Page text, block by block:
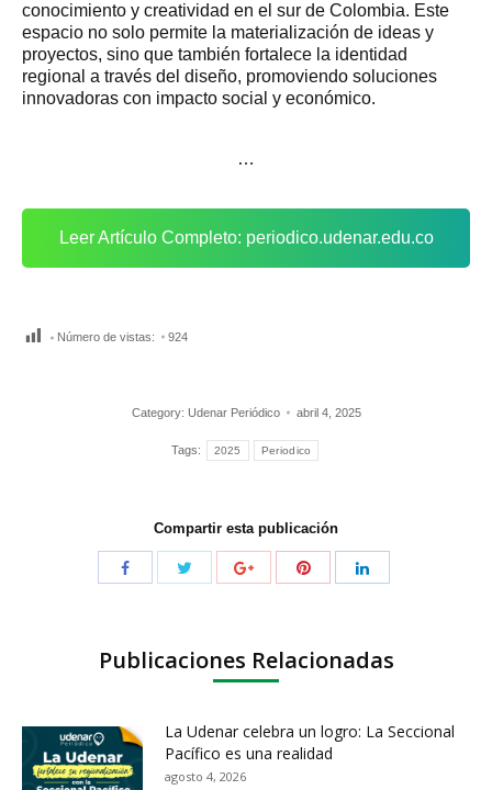
conocimiento y creatividad en el sur de Colombia. Este
espacio no solo permite la materialización de ideas y
proyectos, sino que también fortalece la identidad
regional a través del diseño, promoviendo soluciones
innovadoras con impacto social y económico.
…
Leer Artículo Completo: periodico.udenar.edu.co
Número de vistas: 924
Category: Udenar Periódico abril 4, 2025
Tags: 2025 Periodico
Compartir esta publicación
Publicaciones Relacionadas
La Udenar celebra un logro: La Seccional
Pacífico es una realidad
agosto 4, 2026